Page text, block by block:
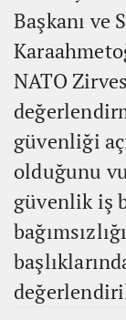
Başkanı
NATO
güvenliği
olduğunu
güvenlik iş